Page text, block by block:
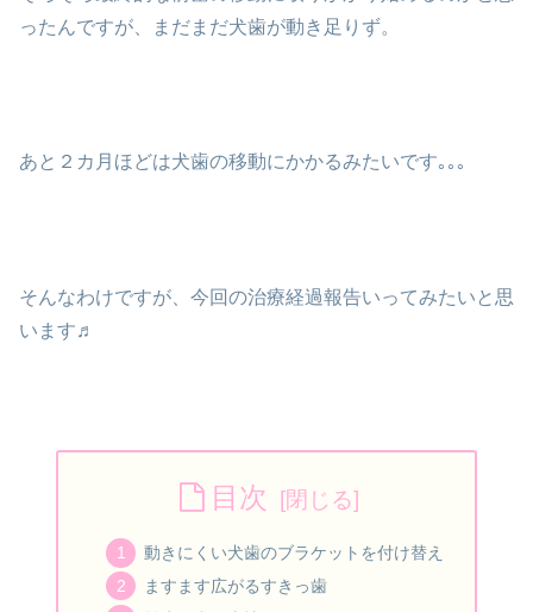
ったんですが、まだまだ犬歯が動き足りず。
あと２カ月ほどは犬歯の移動にかかるみたいです｡｡｡
そんなわけですが、今回の治療経過報告いってみたいと思
います♬
目次
動きにくい犬歯のブラケットを付け替え
ますます広がるすきっ歯